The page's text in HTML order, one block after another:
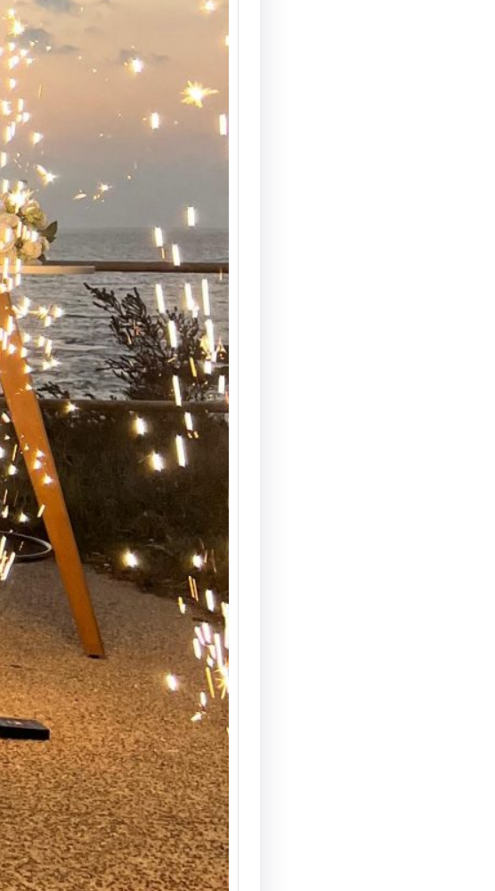
הצעת נישואין בפארק
המחצבה קיסריה:
מדריך מלא
הצעת נישואין בפארק
המחצבה קיסריה היא אחת
האפשרויות הרומנטיות
והמרשימות…